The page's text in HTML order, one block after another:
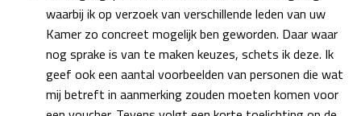
waarbij ik op verzoek van verschillende leden van uw
Kamer zo concreet mogelijk ben geworden. Daar waar
nog sprake is van te maken keuzes, schets ik deze. Ik
geef ook een aantal voorbeelden van personen die wat
mij betreft in aanmerking zouden moeten komen voor